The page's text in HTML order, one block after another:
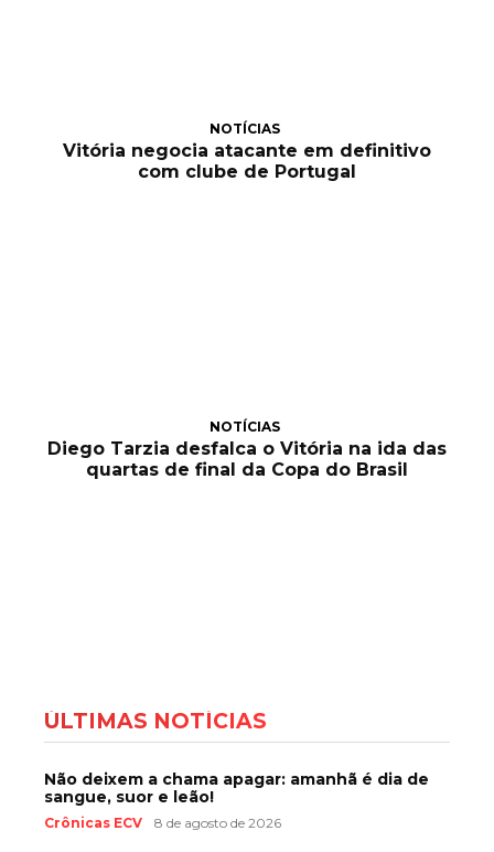
NOTÍCIAS
Vitória negocia atacante em definitivo
com clube de Portugal
NOTÍCIAS
Diego Tarzia desfalca o Vitória na ida das
quartas de final da Copa do Brasil
ÚLTIMAS NOTÍCIAS
Não deixem a chama apagar: amanhã é dia de
sangue, suor e leão!
Crônicas ECV 8 de agosto de 2026